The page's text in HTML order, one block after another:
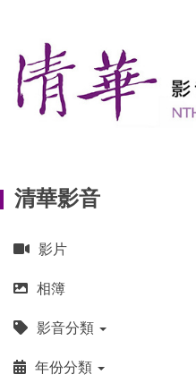
主
要
內
清華影音
影片
相簿
影音分類
年份分類